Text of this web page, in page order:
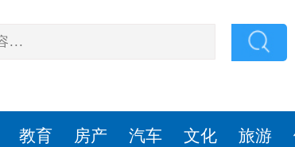
教育 房产 汽车 文化 旅游